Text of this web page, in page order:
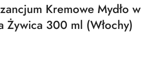
Kremowe Mydło w
Żywica 300 ml (Włochy)